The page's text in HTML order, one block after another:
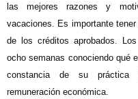
las mejores razones y
vacaciones. Es importante
de los créditos aprobados.
ocho semanas conociendo qué
constancia de su práctica
remuneración económica.